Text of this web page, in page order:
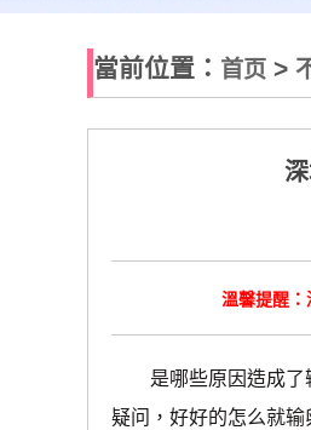
當前位置： 首页 >
溫馨提醒
是哪些原因造成了输
疑问，好好的怎么就输